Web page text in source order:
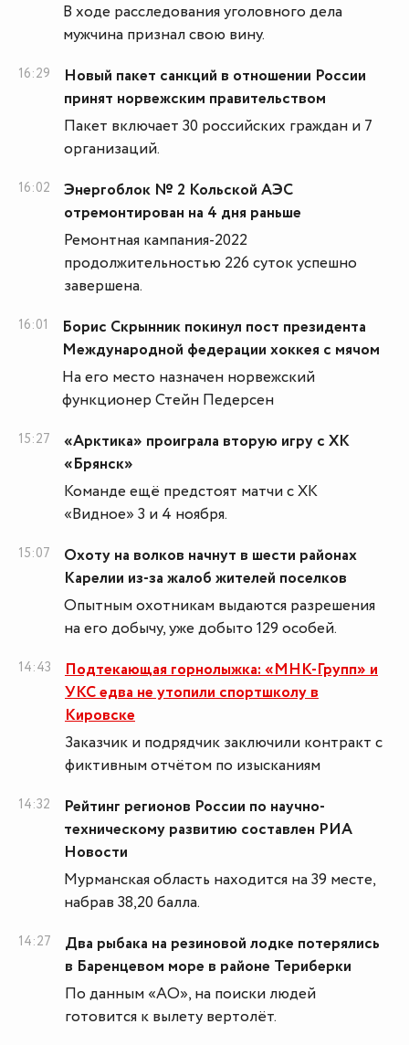
В ходе расследования уголовного дела
мужчина признал свою вину.
16:29
Новый пакет санкций в отношении России
принят норвежским правительством
Пакет включает 30 российских граждан и 7
организаций.
16:02
Энергоблок № 2 Кольской АЭС
отремонтирован на 4 дня раньше
Ремонтная кампания-2022
продолжительностью 226 суток успешно
завершена.
16:01
Борис Скрынник покинул пост президента
Международной федерации хоккея с мячом
На его место назначен норвежский
функционер Стейн Педерсен
15:27
«Арктика» проиграла вторую игру с ХК
«Брянск»
Команде ещё предстоят матчи с ХК
«Видное» 3 и 4 ноября.
15:07
Охоту на волков начнут в шести районах
Карелии из-за жалоб жителей поселков
Опытным охотникам выдаются разрешения
на его добычу, уже добыто 129 особей.
14:43
Подтекающая горнолыжка: «МНК-Групп» и
УКС едва не утопили спортшколу в
Кировске
Заказчик и подрядчик заключили контракт с
фиктивным отчётом по изысканиям
14:32
Рейтинг регионов России по научно-
техническому развитию составлен РИА
Новости
Мурманская область находится на 39 месте,
набрав 38,20 балла.
14:27
Два рыбака на резиновой лодке потерялись
в Баренцевом море в районе Териберки
По данным «АО», на поиски людей
готовится к вылету вертолёт.